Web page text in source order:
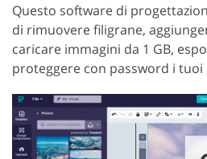
Questo software di
di rimuovere filigrane,
caricare immagini da 1 GB,
proteggere con password i tuoi